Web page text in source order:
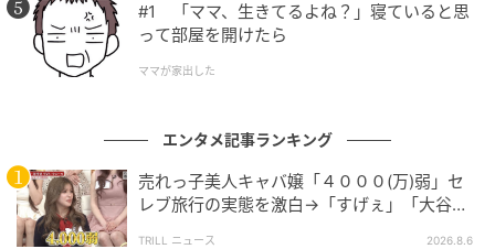
#1 「あっ、財布忘れちゃった」「いいよ出
すよ〜！」これが全ての始まりでした
#1 「ママ、生きてるよね？」寝ていると思
って部屋を開けたら
ママが家出した
エンタメ記事ランキング
売れっ子美人キャバ嬢「４０００(万)弱」セ
レブ旅行の実態を激白→「すげぇ」「大谷翔
TRILL ニュース 2026.8.6